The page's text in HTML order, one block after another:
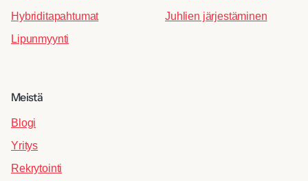
Hybriditapahtumat
Lipunmyynti
Juhlien järjestäminen
Meistä
Blogi
Yritys
Rekrytointi